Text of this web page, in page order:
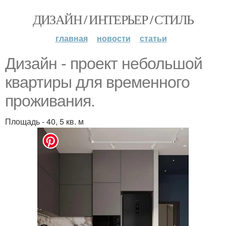
ДИЗАЙН / ИНТЕРЬЕР / СТИЛЬ
главная новости статьи
Дизайн - проект небольшой
квартиры для временного
проживания.
Площадь - 40, 5 кв. м